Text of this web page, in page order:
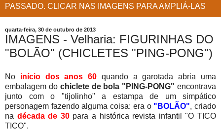
PASSADO. CLICAR NAS IMAGENS PARA AMPLIÁ-LAS
quarta-feira, 30 de outubro de 2013
IMAGENS - Velharia: FIGURINHAS DO
"BOLÃO" (CHICLETES "PING-PONG")
No início dos anos 60 quando a garotada abria uma
embalagem do chiclete de bola "PING-PONG" encontrava
junto com o "tijolinho" a estampa de um simpático
personagem fazendo alguma coisa: era o "BOLÃO", criado
na década de 30para a histórica revista infantil "O TICO
TICO".